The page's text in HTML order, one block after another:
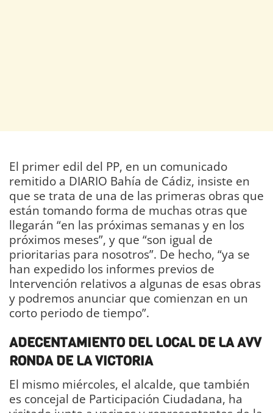
El primer edil del PP, en un comunicado
remitido a DIARIO Bahía de Cádiz, insiste en
que se trata de una de las primeras obras que
están tomando forma de muchas otras que
llegarán “en las próximas semanas y en los
próximos meses”, y que “son igual de
prioritarias para nosotros”. De hecho, “ya se
han expedido los informes previos de
Intervención relativos a algunas de esas obras
y podremos anunciar que comienzan en un
corto periodo de tiempo”.
ADECENTAMIENTO DEL LOCAL DE LA AVV
RONDA DE LA VICTORIA
El mismo miércoles, el alcalde, que también
es concejal de Participación Ciudadana, ha